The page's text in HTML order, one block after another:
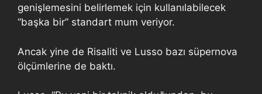
genişlemesini belirlemek için kullanılabilecek
“başka bir” standart mum veriyor.
Ancak yine de Risaliti ve Lusso bazı süpernova
ölçümlerine de baktı.